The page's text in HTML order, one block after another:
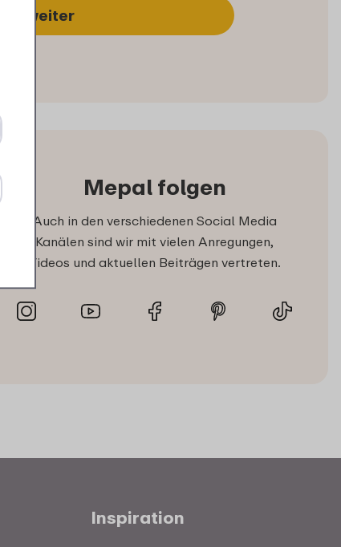
weiter
Mepal folgen
Auch in den verschiedenen Social Media
Kanälen sind wir mit vielen Anregungen,
Videos und aktuellen Beiträgen vertreten.
Inspiration